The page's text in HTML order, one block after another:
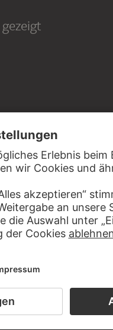
Johann Friedrich Städel